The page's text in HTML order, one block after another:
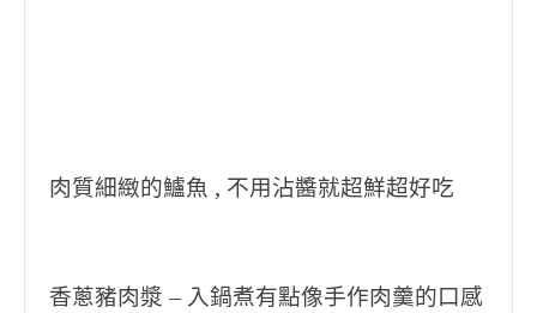
肉質細緻的鱸魚 , 不用沾醬就超鮮超好吃
香蔥豬肉漿 – 入鍋煮有點像手作肉羹的口感